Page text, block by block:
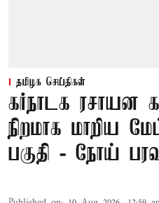
தமிழக செய்திகள்
கர்நாடக ரசாயன
நிறமாக மாறிய
பகுதி - நோய்